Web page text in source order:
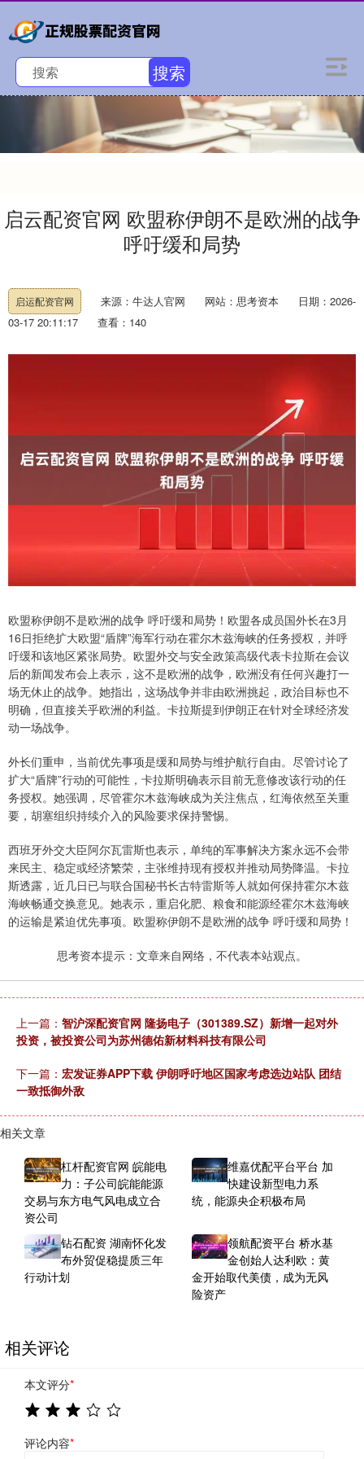
搜索
启云配资官网 欧盟称伊朗不是欧洲的战争
呼吁缓和局势
启运配资官网 来源：牛达人官网 网站：思考资本
日期：2026-
03-17 20:11:17
查看：140
欧盟称伊朗不是欧洲的战争 呼吁缓和局势！欧盟各成员国外长在3月
16日拒绝扩大欧盟“盾牌”海军行动在霍尔木兹海峡的任务授权，并呼
吁缓和该地区紧张局势。欧盟外交与安全政策高级代表卡拉斯在会议
后的新闻发布会上表示，这不是欧洲的战争，欧洲没有任何兴趣打一
场无休止的战争。她指出，这场战争并非由欧洲挑起，政治目标也不
明确，但直接关乎欧洲的利益。卡拉斯提到伊朗正在针对全球经济发
动一场战争。
外长们重申，当前优先事项是缓和局势与维护航行自由。尽管讨论了
扩大“盾牌”行动的可能性，卡拉斯明确表示目前无意修改该行动的任
务授权。她强调，尽管霍尔木兹海峡成为关注焦点，红海依然至关重
要，胡塞组织持续介入的风险要求保持警惕。
西班牙外交大臣阿尔瓦雷斯也表示，单纯的军事解决方案永远不会带
来民主、稳定或经济繁荣，主张维持现有授权并推动局势降温。卡拉
斯透露，近几日已与联合国秘书长古特雷斯等人就如何保持霍尔木兹
海峡畅通交换意见。她表示，重启化肥、粮食和能源经霍尔木兹海峡
的运输是紧迫优先事项。欧盟称伊朗不是欧洲的战争 呼吁缓和局势！
思考资本提示：文章来自网络，不代表本站观点。
上一篇： 智沪深配资官网 隆扬电子（301389.SZ）新增一起对外
投资，被投资公司为苏州德佑新材料科技有限公司
下一篇： 宏发证券APP下载 伊朗呼吁地区国家考虑选边站队 团结
一致抵御外敌
相关文章
杠杆配资官网 皖能电
力：子公司皖能能源
交易与东方电气风电成立合
资公司
维嘉优配平台平台 加
快建设新型电力系
统，能源央企积极布局
钻石配资 湖南怀化发
布外贸促稳提质三年
行动计划
领航配资平台 桥水基
金创始人达利欧：黄
金开始取代美债，成为无风
险资产
相关评论
本文评分*
评论内容*